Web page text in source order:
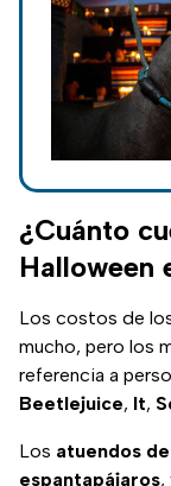
¿Cuánto
Halloween
Los costos de
mucho, pero los
referencia a
Beetlejuice, It,
Los atuendos
espantapájaros,